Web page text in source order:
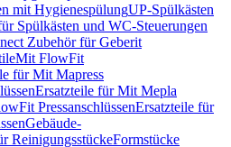
mit HygienespülungUP-Spülkästen
Spülkästen und WC-Steuerungen
Zubehör für Geberit
Mit FlowFit
für Mit Mapress
Ersatzteile für Mit Mepla
PressanschlüssenErsatzteile für
Gebäude-
ReinigungsstückeFormstücke